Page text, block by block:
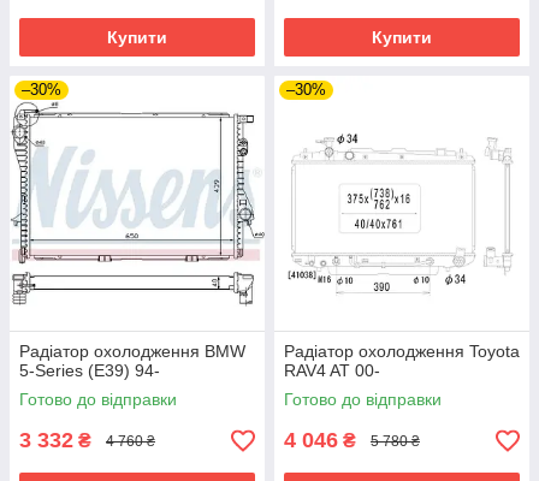
Купити Купити
–30%
Радіатор охолодження BMW
5-Series (E39) 94-
Готово до відправки
3 332 ₴ 4 760 ₴
–30%
Радіатор охолодження Toyota
RAV4 AT 00-
Готово до відправки
4 046 ₴ 5 780 ₴